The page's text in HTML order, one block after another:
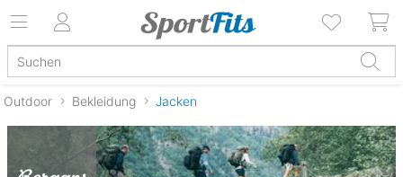
Outdoor Bekleidung Jacken